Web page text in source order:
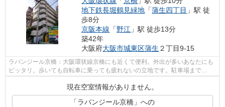
地下鉄長堀鶴見緑地 「蒲生四丁目 」駅 徒
歩8分
京阪本線 「野江 」駅 徒歩13分
築42年
大阪府大阪市城東区蒲生 ２丁目9-15
ラパンジール京橋：大阪環状線京橋にも近くて便利。外出が多いあなたにも
ピッタリ。歩いても自転車に乗っても疲れないの立地です。駐車場まで
現在空室情報がありません。
「ラパンジール京橋」への